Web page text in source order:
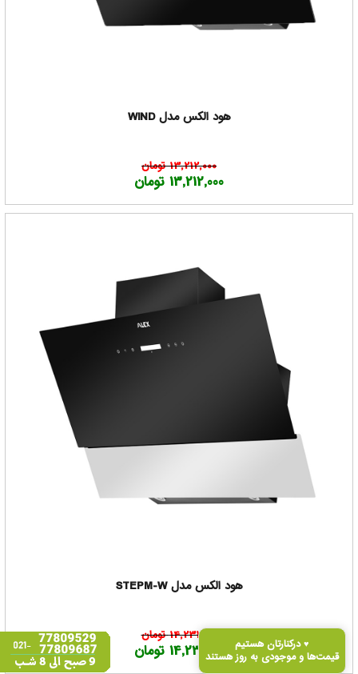
هود الکس مدل WIND
13,212,000 تومان
13,212,000 تومان
هود الکس مدل STEPM-W
14,231,000 تومان
14,231,000 تومان
درکنارتان هستیم ♥
قیمت‌ها و موجودی به‌ روز هستند